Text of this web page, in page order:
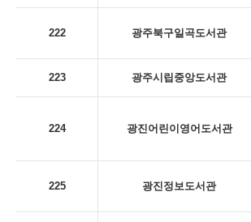
222 광주북구일곡도서관
223 광주시립중앙도서관
224 광진어린이영어도서관
225 광진정보도서관